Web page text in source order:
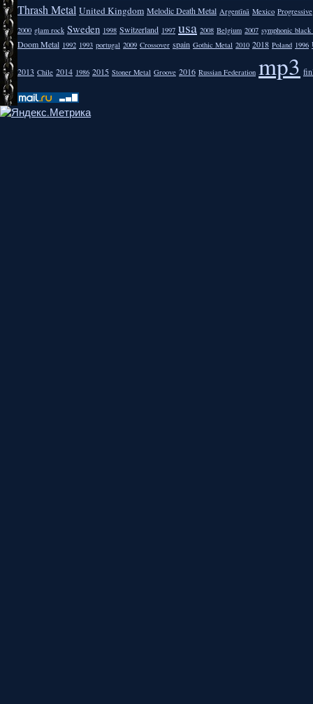
Thrash Metal United Kingdom Melodic Death Metal Argentīnā Mexico Progressive
2000 glam rock Sweden 1998 Switzerland 1997 usa 2008 Belgium 2007 symphonic
Doom Metal 1992 1993 portugal 2009 Crossover spain Gothic Metal 2010 2018 Poland 1996
2013 Chile 2014 1986 2015 Stoner Metal Groove 2016 Russian Federation mp3